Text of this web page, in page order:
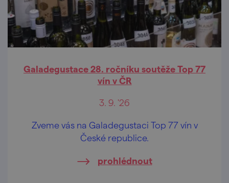
Galadegustace 28. ročníku soutěže Top 77
vín v ČR
3. 9. '26
Zveme vás na Galadegustaci Top 77 vín v
České republice.
prohlédnout